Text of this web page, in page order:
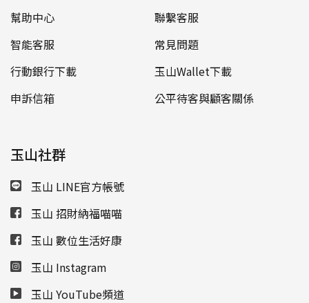
幫助中心
聯繫客服
智能客服
常見問題
行動銀行下載
玉山Wallet下載
申訴信箱
公平待客與顧客關係
玉山社群
玉山 LINE官方帳號
玉山 招財納福喵喵
玉山 數位生活好康
玉山 Instagram
玉山 YouTube頻道